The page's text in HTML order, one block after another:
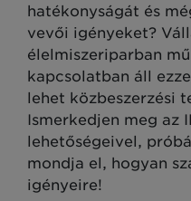
hatékonyságát és
vevői igényeket?
élelmiszeriparban
kapcsolatban áll
lehet közbeszerzési
Ismerkedjen meg az
lehetőségeivel,
mondja el, hogyan
igényeire!